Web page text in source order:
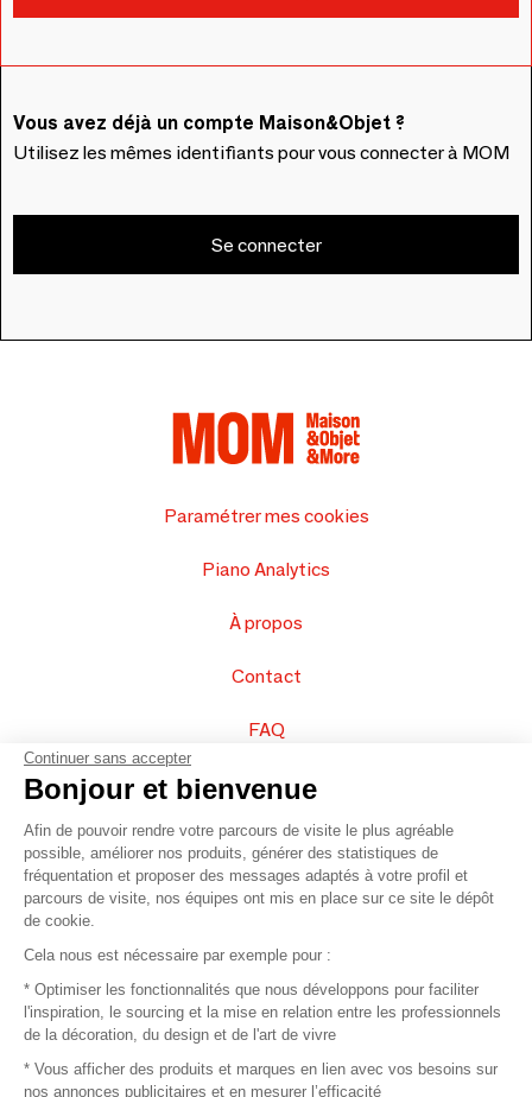
Vous avez déjà un compte Maison&Objet ?
Utilisez les mêmes identifiants pour vous connecter à MOM
Se connecter
Paramétrer mes cookies
Piano Analytics
À propos
Contact
FAQ
Vendez vos produits
Plan du site
© 2016 –Organisation SAFI
Recrutement
Continuer sans accepter
Bonjour et bienvenue
Afin de pouvoir rendre votre parcours de visite le plus agréable
possible, améliorer nos produits, générer des statistiques de
fréquentation et proposer des messages adaptés à votre profil et
parcours de visite, nos équipes ont mis en place sur ce site le dépôt
de cookie.
Cela nous est nécessaire par exemple pour :
* Optimiser les fonctionnalités que nous développons pour faciliter
l'inspiration, le sourcing et la mise en relation entre les professionnels
de la décoration, du design et de l'art de vivre
* Vous afficher des produits et marques en lien avec vos besoins sur
nos annonces publicitaires et en mesurer l’efficacité